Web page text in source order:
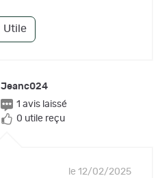
Utile
Jeanc024
1 avis laissé
0 utile reçu
le 12/02/2025